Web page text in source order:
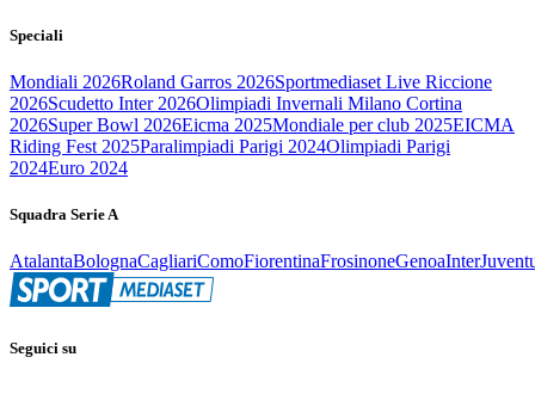
Speciali
Mondiali 2026Roland Garros 2026Sportmediaset Live Riccione
2026Scudetto Inter 2026Olimpiadi Invernali Milano Cortina
2026Super Bowl 2026Eicma 2025Mondiale per club 2025EICMA
Riding Fest 2025Paralimpiadi Parigi 2024Olimpiadi Parigi
2024Euro 2024
Squadra Serie A
AtalantaBolognaCagliariComoFiorentinaFrosinoneGenoaInter
Seguici su